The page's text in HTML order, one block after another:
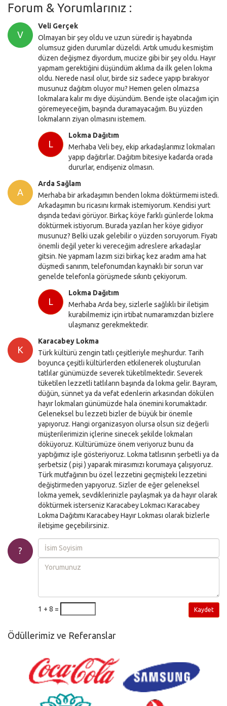
Forum & Yorumlarınız :
V
Veli Gerçek
Olmayan bir şey oldu ve uzun süredir iş hayatında
olumsuz giden durumlar düzeldi. Artık umudu kesmiştim
düzen değişmez diyordum, mucize gibi bir şey oldu. Hayır
yapmam gerektiğini düşündüm aklıma da ilk gelen lokma
oldu. Nerede nasıl olur, birde siz sadece yapıp bırakıyor
musunuz dağıtım oluyor mu? Hemen gelen olmazsa
lokmalara kalır mı diye düşündüm. Bende işte olacağım için
göremeyeceğim, başında duramayacağım. Bu yüzden
lokmaların ziyan olmasını istemem.
L
Lokma Dağıtım
Merhaba Veli bey, ekip arkadaşlarımız lokmaları
yapıp dağıtırlar. Dağıtım bitesiye kadarda orada
dururlar, endişeniz olmasın.
A
Arda Sağlam
Merhaba bir arkadaşımın benden lokma döktürmemi istedi.
Arkadaşımın bu ricasını kırmak istemiyorum. Kendisi yurt
dışında tedavi görüyor. Birkaç köye farklı günlerde lokma
döktürmek istiyorum. Burada yazılan her köye gidiyor
musunuz? Belki uzak gelebilir o yüzden soruyorum. Fiyatı
önemli değil yeter ki vereceğim adreslere arkadaşlar
gitsin. Ne yapmam lazım sizi birkaç kez aradım ama hat
düşmedi sanırım, telefonumdan kaynaklı bir sorun var
genelde telefonla görüşmede sıkıntı çekiyorum.
L
Lokma Dağıtım
Merhaba Arda bey, sizlerle sağlıklı bir iletişim
kurabilmemiz için irtibat numaramızdan bizlere
ulaşmanız gerekmektedir.
K
Karacabey Lokma
Türk kültürü zengin tatlı çeşitleriyle meşhurdur. Tarih
boyunca çeşitli kültürlerden etkilenerek oluşturulan
tatlılar günümüzde severek tüketilmektedir. Severek
tüketilen lezzetli tatlıların başında da lokma gelir. Bayram,
düğün, sünnet ya da vefat edenlerin arkasından dökülen
hayır lokmaları günümüzde hala önemini korumaktadır.
Geleneksel bu lezzeti bizler de büyük bir önemle
yapıyoruz. Hangi organizasyon olursa olsun siz değerli
müşterilerimizin içlerine sinecek şekilde lokmaları
döküyoruz. Kültürümüze önem veriyoruz bunu da
yaptığımız işle gösteriyoruz. Lokma tatlısının şerbetli ya da
şerbetsiz ( pişi ) yaparak mirasımızı korumaya çalışıyoruz.
Türk mutfağının bu özel lezzetini geçmişteki lezzetini
değiştirmeden yapıyoruz. Sizler de eğer geleneksel
lokma yemek, sevdiklerinizle paylaşmak ya da hayır olarak
döktürmek isterseniz Karacabey Lokmacı Karacabey
Lokma Dağıtımı Karacabey Hayır Lokması olarak bizlerle
iletişime geçebilirsiniz.
?
1 + 8 = Kaydet
Ödüllerimiz ve Referanslar